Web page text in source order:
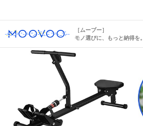
［ムーブー］
モノ選びに、もっと納得を。